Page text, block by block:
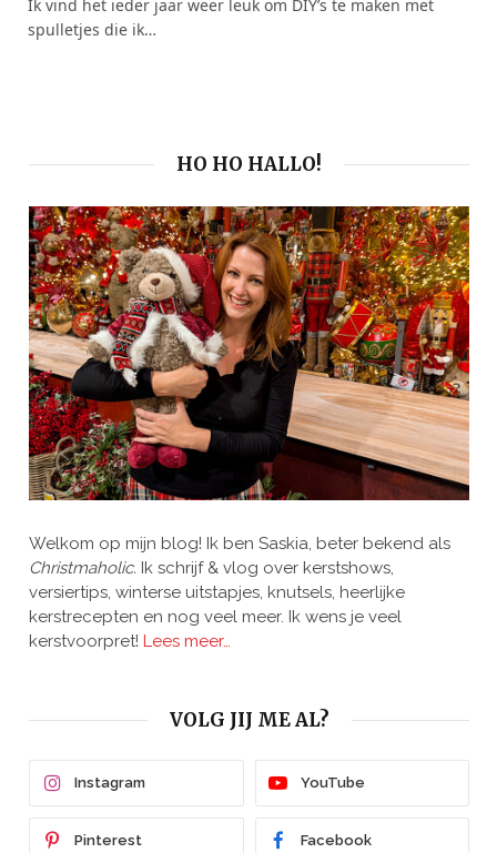
Ik vind het ieder jaar weer leuk om DIY’s te maken met
spulletjes die ik…
HO HO HALLO!
Welkom op mijn blog! Ik ben Saskia, beter bekend als
Christmaholic. Ik schrijf & vlog over kerstshows,
versiertips, winterse uitstapjes, knutsels, heerlijke
kerstrecepten en nog veel meer. Ik wens je veel
kerstvoorpret! Lees meer…
VOLG JIJ ME AL?
Instagram YouTube
Pinterest Facebook